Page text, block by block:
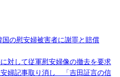
の慰安婦被害者に謝罪と賠償
対して従軍慰安婦像の撤去を要求
婦記事取り消し 「吉田証言の信